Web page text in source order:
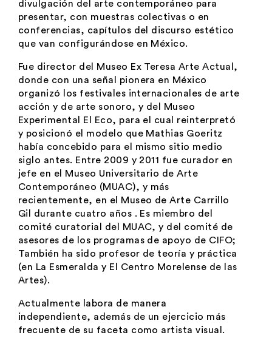
divulgación del arte contemporáneo para
presentar, con muestras colectivas o en
conferencias, capítulos del discurso estético
que van configurándose en México.
Fue director del Museo Ex Teresa Arte Actual,
donde con una señal pionera en México
organizó los festivales internacionales de arte
acción y de arte sonoro, y del Museo
Experimental El Eco, para el cual reinterpretó
y posicionó el modelo que Mathias Goeritz
había concebido para el mismo sitio medio
siglo antes. Entre 2009 y 2011 fue curador en
jefe en el Museo Universitario de Arte
Contemporáneo (MUAC), y más
recientemente, en el Museo de Arte Carrillo
Gil durante cuatro años . Es miembro del
comité curatorial del MUAC, y del comité de
asesores de los programas de apoyo de CIFO;
También ha sido profesor de teoría y práctica
(en La Esmeralda y El Centro Morelense de las
Artes).
Actualmente labora de manera
independiente, además de un ejercicio más
frecuente de su faceta como artista visual.